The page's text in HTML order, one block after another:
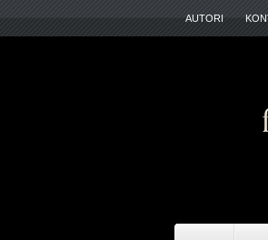
AUTORI